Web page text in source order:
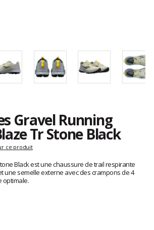
Gravel Running
Tr Stone Black
ce produit
Black est une chaussure de trail respirante
une semelle externe avec des crampons de 4
optimale.